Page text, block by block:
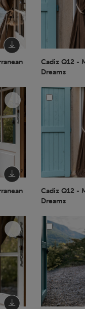
Cadiz Q12 -
Dreams
Cadiz Q12 -
Dreams